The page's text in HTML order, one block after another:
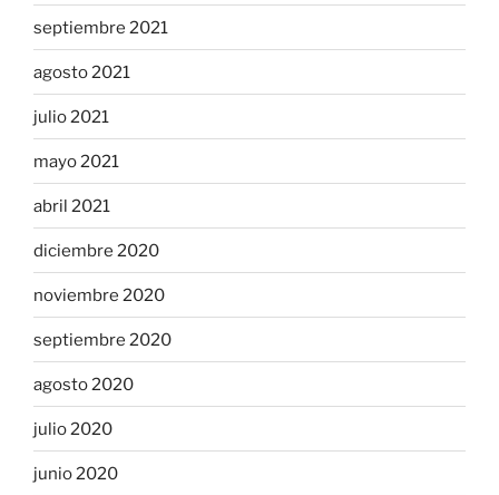
septiembre 2021
agosto 2021
julio 2021
mayo 2021
abril 2021
diciembre 2020
noviembre 2020
septiembre 2020
agosto 2020
julio 2020
junio 2020